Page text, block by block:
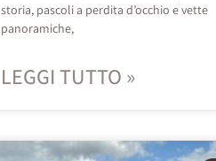
storia, pascoli a perdita d’occhio e vette
panoramiche,
LEGGI TUTTO »